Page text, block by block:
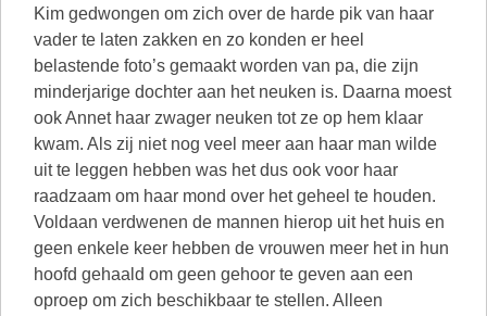
Kim gedwongen om zich over de harde pik van haar
vader te laten zakken en zo konden er heel
belastende foto’s gemaakt worden van pa, die zijn
minderjarige dochter aan het neuken is. Daarna moest
ook Annet haar zwager neuken tot ze op hem klaar
kwam. Als zij niet nog veel meer aan haar man wilde
uit te leggen hebben was het dus ook voor haar
raadzaam om haar mond over het geheel te houden.
Voldaan verdwenen de mannen hierop uit het huis en
geen enkele keer hebben de vrouwen meer het in hun
hoofd gehaald om geen gehoor te geven aan een
oproep om zich beschikbaar te stellen. Alleen